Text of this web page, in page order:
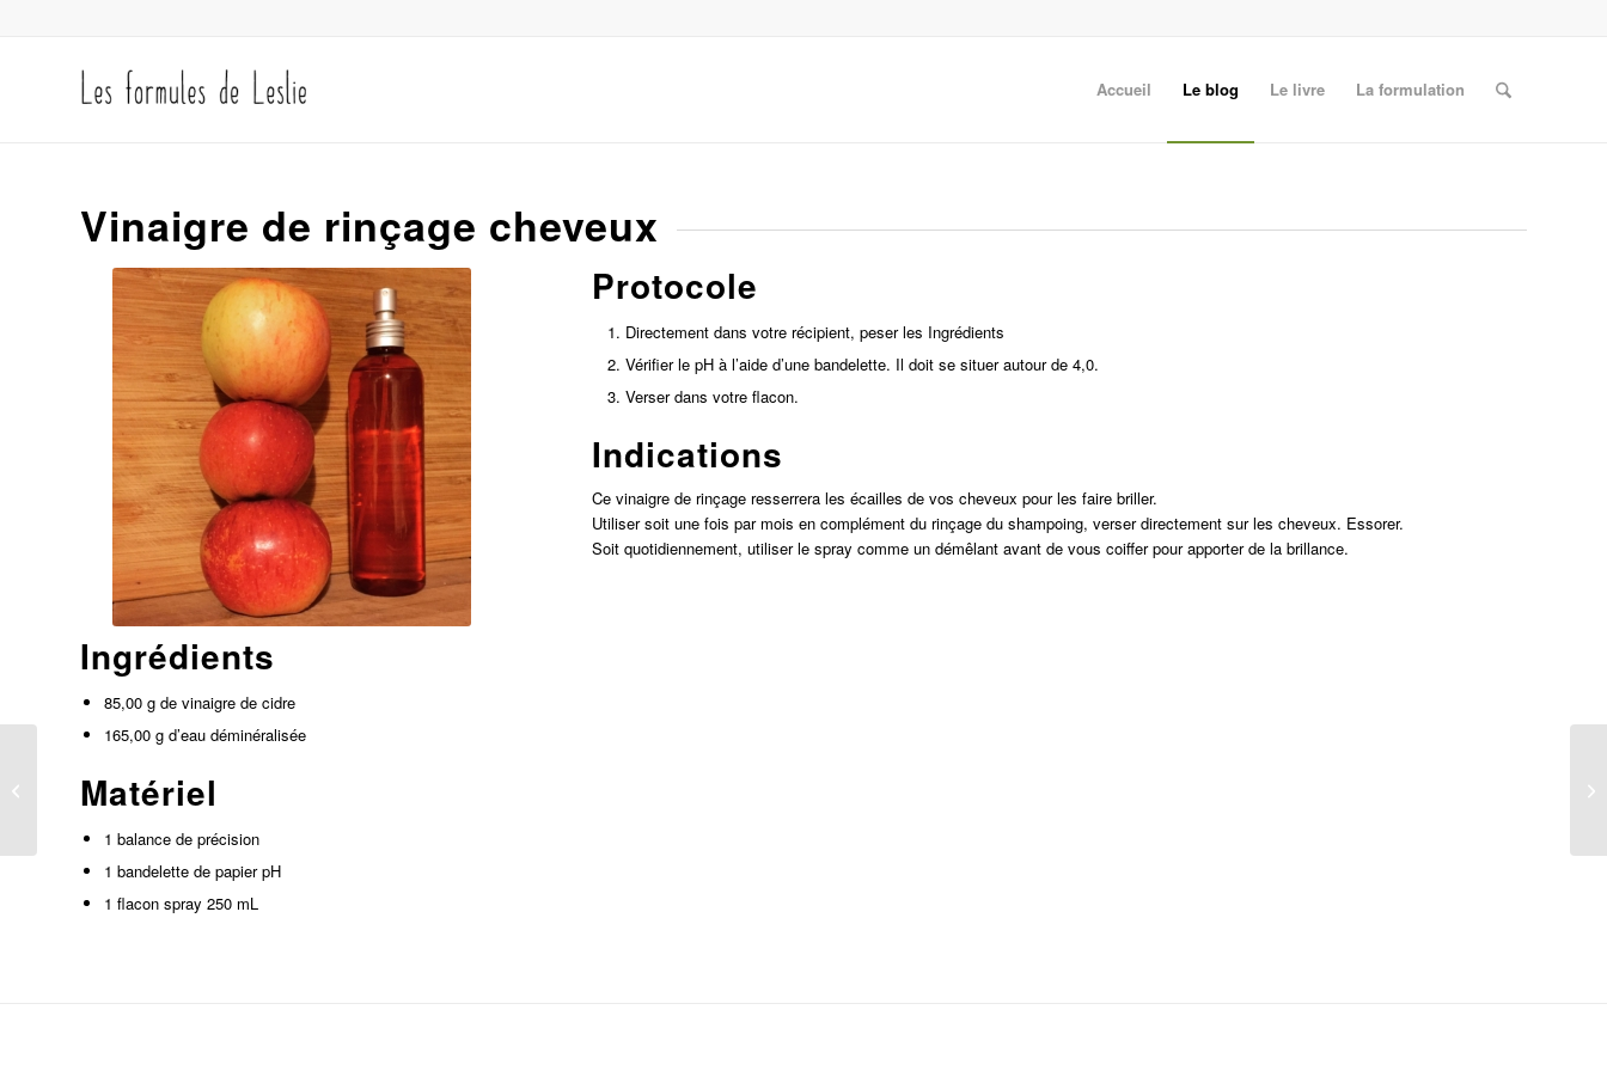
Accueil Le blog Le livre La formulation
Vinaigre de rinçage cheveux
Ingrédients
85,00 g de vinaigre de cidre
165,00 g d’eau déminéralisée
Matériel
1 balance de précision
1 bandelette de papier pH
1 flacon spray 250 mL
Protocole
Directement dans votre récipient, peser les Ingrédients
Vérifier le pH à l’aide d’une bandelette. Il doit se situer autour de 4,0.
Verser dans votre flacon.
Indications
Ce vinaigre de rinçage resserrera les écailles de vos cheveux pour les faire briller.
Utiliser soit une fois par mois en complément du rinçage du shampoing, verser directement sur les cheveux. Essorer.
Soit quotidiennement, utiliser le spray comme un démêlant avant de vous coiffer pour apporter de la brillance.
Pastilles effervescentes